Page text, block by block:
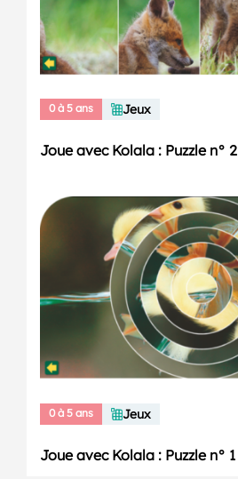
0 à 5 ans Jeux
Joue avec Kolala : Puzzle n° 2
0 à 5 ans Jeux
Joue avec Kolala : Puzzle n° 1